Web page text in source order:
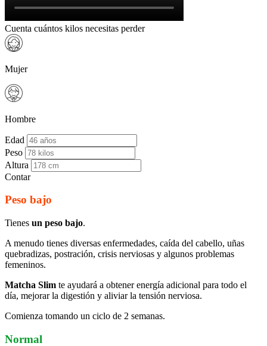
Cuenta cuántos kilos necesitas perder
Mujer
Hombre
Edad
Peso
Altura
Contar
Peso bajo
Tienes un peso bajo.
A menudo tienes diversas enfermedades, caída del cabello, uñas
quebradizas, postración, crisis nerviosas y algunos problemas
femeninos.
Matcha Slim te ayudará a obtener energía adicional para todo el
día, mejorar la digestión y aliviar la tensión nerviosa.
Comienza tomando un ciclo de 2 semanas.
Normal